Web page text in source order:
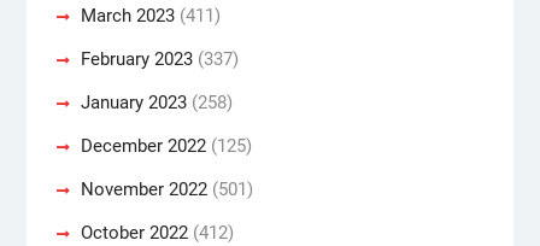
March 2023(411)
February 2023(337)
January 2023(258)
December 2022(125)
November 2022(501)
October 2022(412)